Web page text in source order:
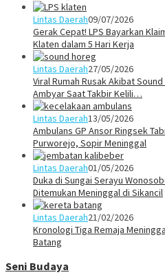
Lintas Daerah09/07/2026
Gerak Cepat! LPS Bayarkan
Klaten dalam 5 Hari Kerja
Lintas Daerah27/05/2026
Viral Rumah Rusak Akibat
Ambyar Saat Takbir Kelili…
Lintas Daerah13/05/2026
Ambulans GP Ansor Ringsek
Purworejo, Sopir Meninggal
Lintas Daerah01/05/2026
Duka di Sungai Serayu
Ditemukan Meninggal di Sikancil
Lintas Daerah21/02/2026
Kronologi Tiga Remaja
Batang
Seni Budaya